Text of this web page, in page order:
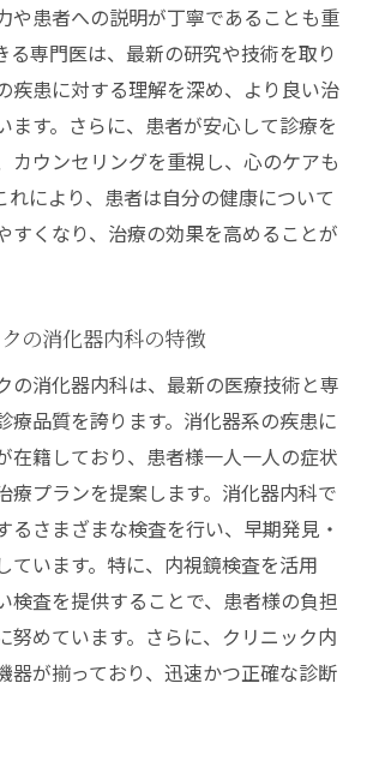
るクリニックの選び方
知っておきたいこと
リニックの予約方法
フォローアップ
コミュニケーションの重要性
サポート体制
症状をすっきり解消する消化器内
因と対策
防と治療法
科での便秘治療
のための食事療法
リニックの治療プラン
科での健康管理法
な天白区高坂町の消化器内科治療
アクセス方法
リニックの所在地と特徴
や患者への説明が丁寧であることも重
る専門医は、最新の研究や技術を取り
疾患に対する理解を深め、より良い治
ます。さらに、患者が安心して診療を
カウンセリングを重視し、心のケアも
れにより、患者は自分の健康について
すくなり、治療の効果を高めることが
の消化器内科の特徴
の消化器内科は、最新の医療技術と専
療品質を誇ります。消化器系の疾患に
在籍しており、患者様一人一人の症状
療プランを提案します。消化器内科で
るさまざまな検査を行い、早期発見・
ています。特に、内視鏡検査を活用
検査を提供することで、患者様の負担
努めています。さらに、クリニック内
器が揃っており、迅速かつ正確な診断